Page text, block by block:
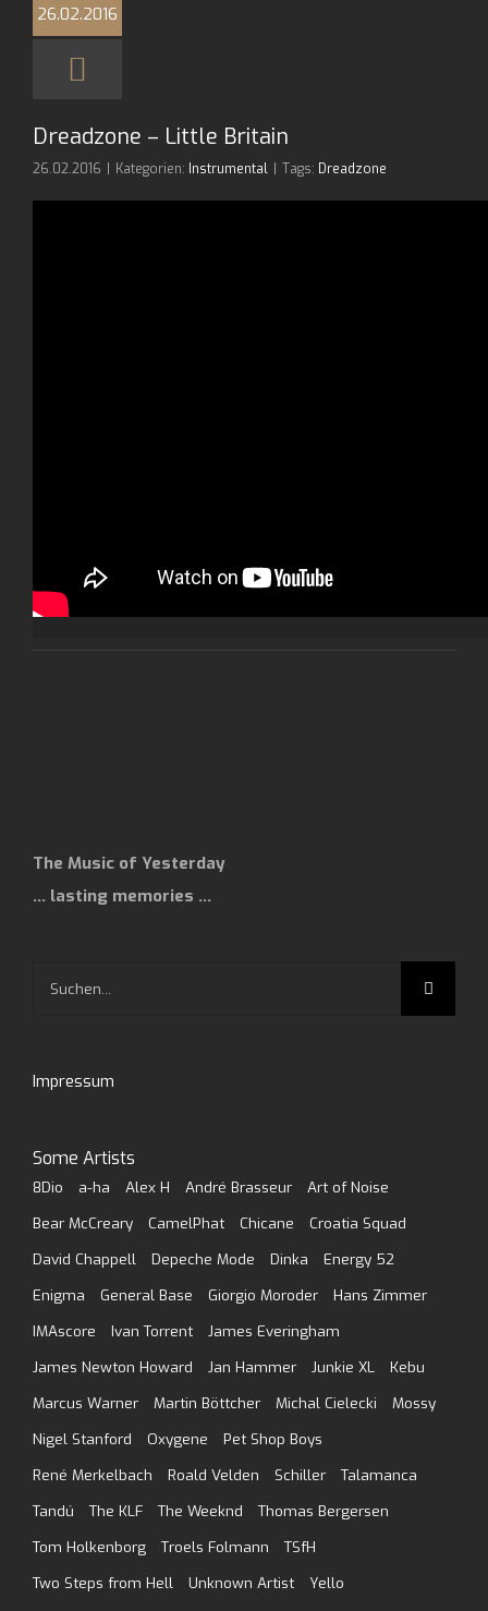
26.02.2016
Dreadzone – Little Britain
26.02.2016 Kategorien: Instrumental Tags: Dreadzone
The Music of Yesterday
… lasting memories …
Impressum
Some Artists
8Dio a-ha Alex H André Brasseur
Art of Noise
Bear McCreary
CamelPhat Chicane
Croatia Squad
David Chappell
Depeche Mode Dinka
Energy 52
Enigma
General Base Giorgio Moroder
Hans Zimmer
IMAscore
Ivan Torrent
James Everingham
James Newton Howard
Jan Hammer Junkie XL
Kebu
Marcus Warner
Martin Böttcher Michal Cielecki
Mossy
Nigel Stanford
Oxygene
Pet Shop Boys
René Merkelbach
Roald Velden Schiller
Talamanca
Tandú
The KLF The Weeknd
Thomas Bergersen
Tom Holkenborg
Troels Folmann
TSfH
Two Steps from Hell
Unknown Artist Yello